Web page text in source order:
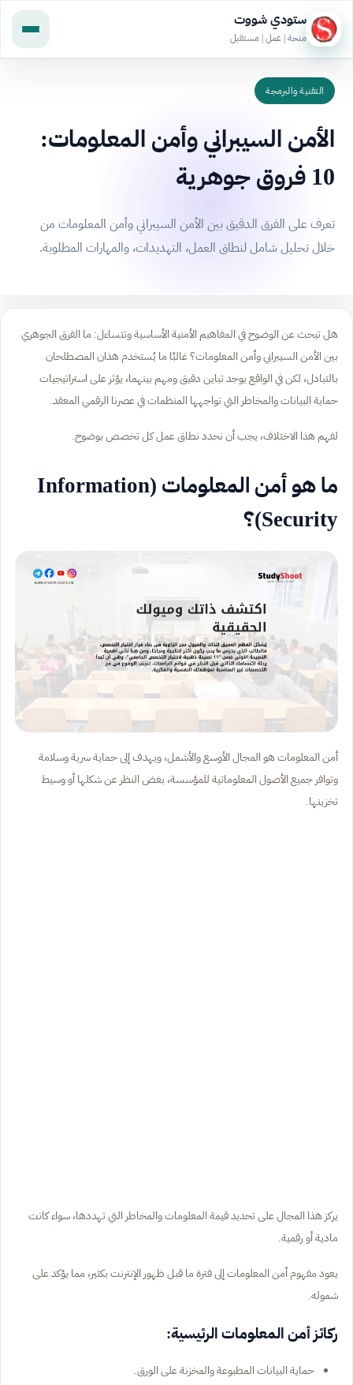
ستودي شووت
منحة | عمل | مستقبل
التقنية والبرمجة
الأمن السيبراني وأمن المعلومات:
10 فروق جوهرية
تعرف على الفرق الدقيق بين الأمن السيبراني وأمن المعلومات من
خلال تحليل شامل لنطاق العمل، التهديدات، والمهارات المطلوبة.
هل تبحث عن الوضوح في المفاهيم الأمنية الأساسية وتتساءل: ما الفرق الجوهري
بين الأمن السيبراني وأمن المعلومات؟ غالبًا ما يُستخدم هذان المصطلحان
بالتبادل، لكن في الواقع يوجد تباين دقيق ومهم بينهما، يؤثر على استراتيجيات
حماية البيانات والمخاطر التي تواجهها المنظمات في عصرنا الرقمي المعقد.
لفهم هذا الاختلاف، يجب أن نحدد نطاق عمل كل تخصص بوضوح.
ما هو أمن المعلومات (Information
Security)؟
أمن المعلومات هو المجال الأوسع والأشمل، ويهدف إلى حماية سرية وسلامة
وتوافر جميع الأصول المعلوماتية للمؤسسة، بغض النظر عن شكلها أو وسيط
تخزينها.
يركز هذا المجال على تحديد قيمة المعلومات والمخاطر التي تهددها، سواء كانت
مادية أو رقمية.
يعود مفهوم أمن المعلومات إلى فترة ما قبل ظهور الإنترنت بكثير، مما يؤكد على
شموله.
ركائز أمن المعلومات الرئيسية:
حماية البيانات المطبوعة والمخزنة على الورق.